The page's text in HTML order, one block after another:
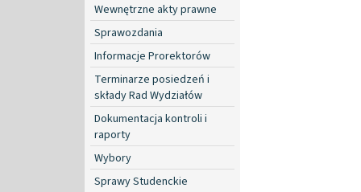
Wewnętrzne akty prawne
Sprawozdania
Informacje Prorektorów
Terminarze posiedzeń i
składy Rad Wydziałów
Dokumentacja kontroli i
raporty
Wybory
Sprawy Studenckie